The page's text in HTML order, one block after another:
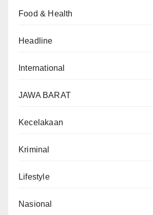
Food & Health
Headline
International
JAWA BARAT
Kecelakaan
Kriminal
Lifestyle
Nasional